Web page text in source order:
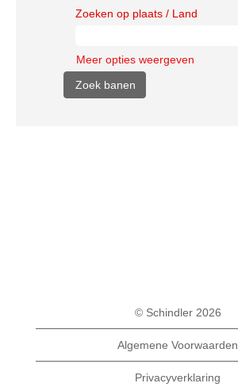
Zoeken op plaats / Land
Meer opties weergeven
© Schindler 2026
Algemene Voorwaarden
Privacyverklaring